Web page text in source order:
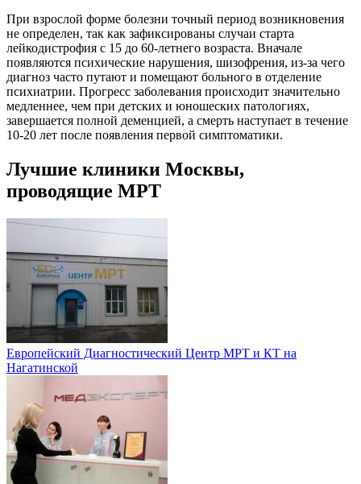
При взрослой форме болезни точный период возникновения
не определен, так как зафиксированы случаи старта
лейкодистрофия с 15 до 60-летнего возраста. Вначале
появляются психические нарушения, шизофрения, из-за чего
диагноз часто путают и помещают больного в отделение
психиатрии. Прогресс заболевания происходит значительно
медленнее, чем при детских и юношеских патологиях,
завершается полной деменцией, а смерть наступает в течение
10-20 лет после появления первой симптоматики.
Лучшие клиники Москвы,
проводящие МРТ
Европейский Диагностический Центр МРТ и КТ на
Нагатинской